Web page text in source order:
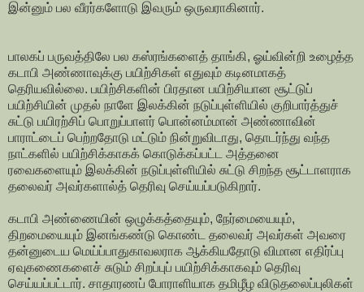
இன்னும் பல வீரர்களோடு இவரும் ஒருவராகினார்.
பாலகப் பருவத்திலே பல கஸ்ரங்களைத் தாங்கி, ஓய்வின்றி உழைத்த
கடாபி அண்ணாவுக்கு பயிற்சிகள் எதுவும் கடினமாகத்
தெரியவில்லை. பயிற்சிகளின் பிரதான பயிற்சியான சூட்டுப்
பயிற்சியின் முதல் நாளே இலக்கின் நடுப்புள்ளியில் குறிபார்த்துச்
சுட்டு பயிரற்சிப் பொறுப்பாளர் பொன்னம்மான் அண்ணாவின்
பாராட்டைப் பெற்றதோடு மட்டும் நின்றுவிடாது, தொடர்ந்து வந்த
நாட்களில் பயிற்சிக்காகக் கொடுக்கப்பட்ட அத்தனை
ரவைகளையும் இலக்கின் நடுப்புள்ளியில் சுட்டு சிறந்த சூட்டாளராக
தலைவர் அவர்களால்த் தெரிவு செய்யப்படுகிறார்.
கடாபி அண்ணையின் ஒழுக்கத்தையும், நேர்மையையும்,
திறமையையும் இனங்கண்டு கொண்ட தலைவர் அவர்கள் அவரை
தன்னுடைய மெய்ப்பாதுகாவலராக ஆக்கியதோடு விமான எதிர்ப்பு
ஏவுகணைகளைச் சுடும் சிறப்புப் பயிற்சிக்காகவும் தெரிவு
செய்யப்பட்டார். சாதாரணப் போராளியாக தமிழீழ விடுதலைப்புலிகள்